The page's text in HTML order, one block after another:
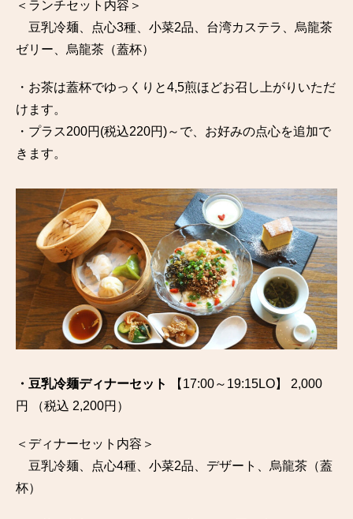
＜ランチセット内容＞
豆乳冷麺、点心3種、小菜2品、台湾カステラ、烏龍茶
ゼリー、烏龍茶（蓋杯）
・お茶は蓋杯でゆっくりと4,5煎ほどお召し上がりいただ
けます。
・プラス200円(税込220円)～で、お好みの点心を追加で
きます。
・豆乳冷麺ディナーセット
【17:00～19:15LO】 2,000
円 （税込 2,200円）
＜ディナーセット内容＞
豆乳冷麺、点心4種、小菜2品、デザート、烏龍茶（蓋
杯）